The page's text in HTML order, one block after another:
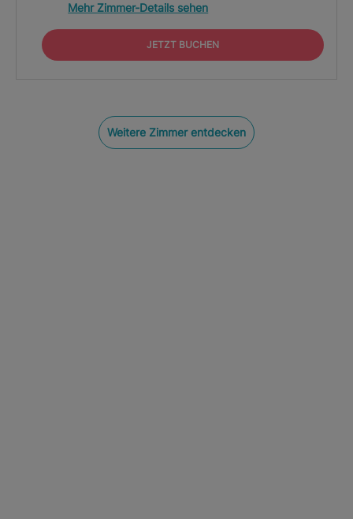
Mehr Zimmer-Details sehen
JETZT BUCHEN
Weitere Zimmer entdecken